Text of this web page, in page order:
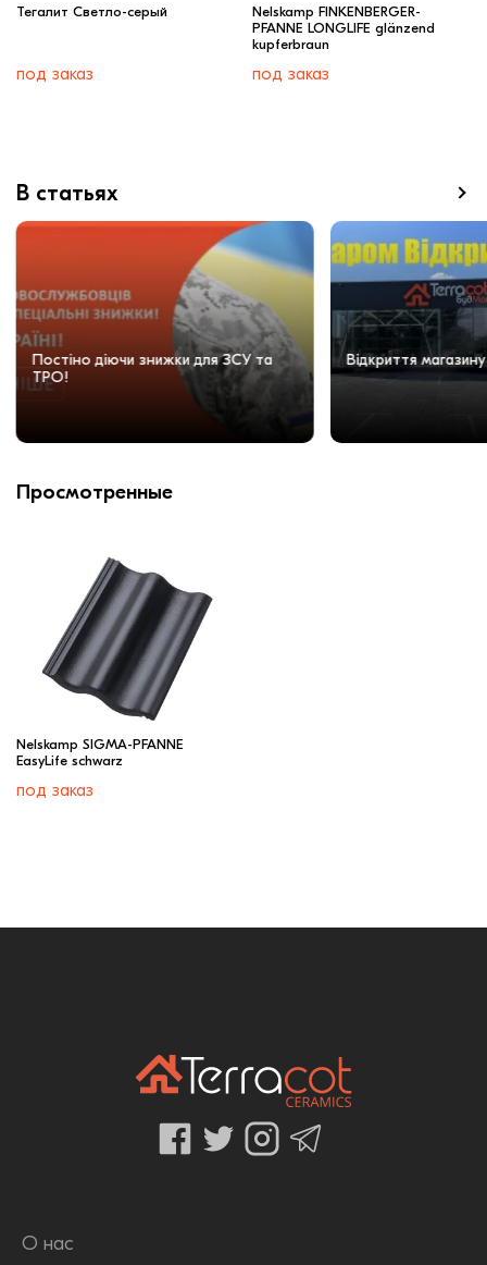
Тегалит Светло-серый
под заказ
Nelskamp FINKENBERGER-
PFANNE LONGLIFE glänzend
kupferbraun
под заказ
В статьях
Постіно діючи знижки для ЗСУ та
ТРО!
Відкриття магазину
Просмотренные
Nelskamp SIGMA-PFANNE
EasyLife schwarz
под заказ
О нас